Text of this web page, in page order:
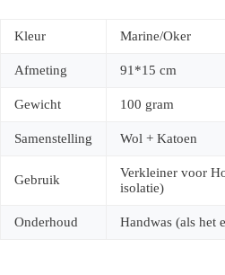
Kleur Marine/Oker
Afmeting 91*15 cm
Gewicht 100 gram
Samenstelling Wol + Katoen
Gebruik
Verkleiner voor
isolatie)
Onderhoud Handwas (als het